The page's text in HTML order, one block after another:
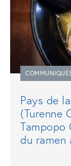
Pays de
(Turenne
Tampopo
du ramen